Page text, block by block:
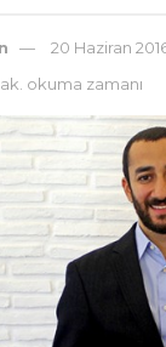
20 Haziran
okuma zamanı